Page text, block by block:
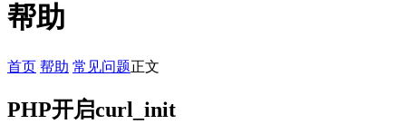
帮助
首页 帮助 常见问题正文
PHP开启curl_init